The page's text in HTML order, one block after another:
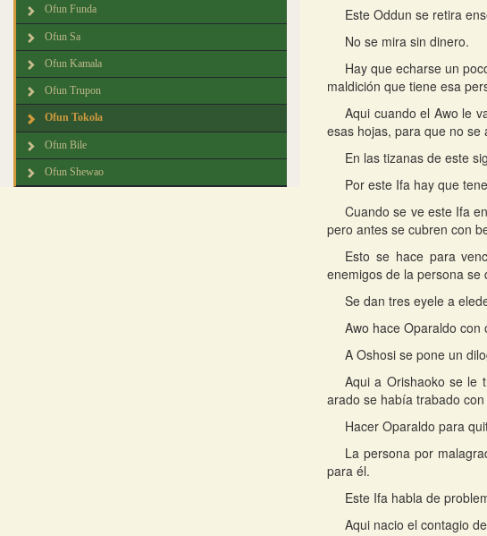
Ofun Funda
Ofun Sa
Ofun Kamala
Ofun Trupon
Ofun Tokola
Ofun Bile
Ofun Shewao
Este Oddun se retira
No se mira sin dinero.
Hay que echarse un
maldición que tiene esa
Aqui cuando el Awo le
esas hojas, para que no se
En las tizanas de este
Por este Ifa hay que
Cuando se ve este Ifa
pero antes se cubren con
Esto se hace para
enemigos de la persona se
Se dan tres eyele a
Awo hace Oparaldo con
A Oshosi se pone un
Aqui a Orishaoko se le
arado se había trabado
Hacer Oparaldo para
La persona por
para él.
Este Ifa habla de
Aqui nacio el contagio